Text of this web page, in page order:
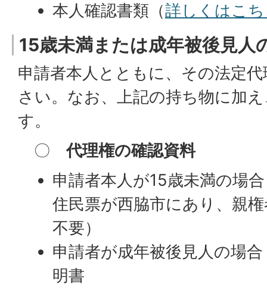
本人確認書類（詳しくはこ
15歳未満または成年被後見人
申請者本人とともに、その法定
さい。なお、上記の持ち物に加
す。
〇代理権の確認資料
申請者本人が15歳未満の場
住民票が西脇市にあり、親
不要）
申請者が成年被後見人の場
明書